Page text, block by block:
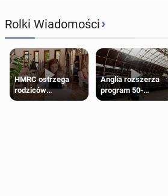
Rolki Wiadomości›
HMRC ostrzega
rodziców
pobierających Child
Anglia rozszerza
program 50-
procentowych